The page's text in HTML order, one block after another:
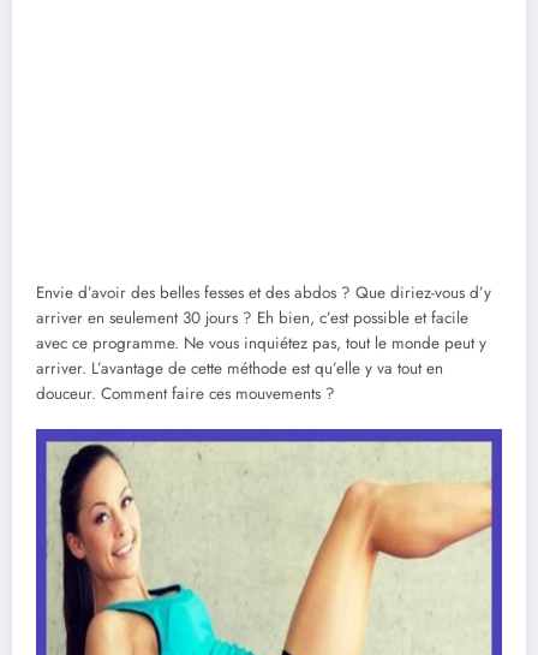
Envie d’avoir des belles fesses et des abdos ? Que diriez-vous d’y
arriver en seulement 30 jours ? Eh bien, c’est possible et facile
avec ce programme. Ne vous inquiétez pas, tout le monde peut y
arriver. L’avantage de cette méthode est qu’elle y va tout en
douceur. Comment faire ces mouvements ?